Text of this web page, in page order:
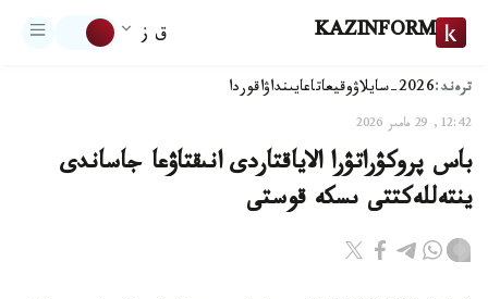
KAZINFORM ق ز
ترەند:2026-سايلاۋ وقيعاتاعايىنداۋاقوردا
12:42, 29 مامىر 2026
باس پروكۋراتۋرا الاياقتاردى انىقتاۋعا جاساندى
ينتەللەكتتى ىسكە قوستى